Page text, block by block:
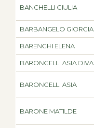
BANCHELLI GIULIA
BARBANGELO GIORGIA
BARENGHI ELENA
BARONCELLI ASIA DIVA
BARONCELLI ASIA
BARONE MATILDE